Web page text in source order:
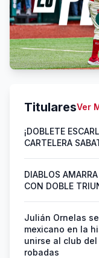
TitularesVer
¡DOBLETE
CARTELERA
DIABLOS
CON DOBLE
Julián Ornelas
mexicano en la
unirse al club
robadas